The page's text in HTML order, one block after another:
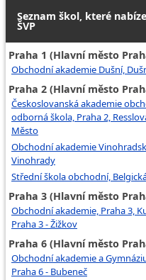
Seznam škol, které
ŠVP
Praha 1 (Hlavní město
Obchodní akademie Dušní,
Praha 2 (Hlavní město
Českoslovanská akademie
odborná škola, Praha 2,
Město
Obchodní akademie
Vinohrady
Střední škola obchodní,
Praha 3 (Hlavní město
Obchodní akademie, Praha 3,
Praha 3 - Žižkov
Praha 6 (Hlavní město
Obchodní akademie a
Praha 6 - Bubeneč